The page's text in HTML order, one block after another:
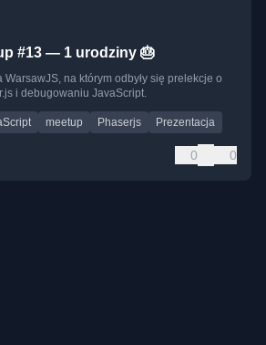
#13 — 1 urodziny 🎂
na którym odbyły się prelekcje o
i debugowaniu JavaScript.
meetup Phaserjs Prezentacja
0 0